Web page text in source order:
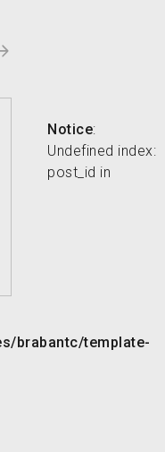
Notice:
Undefined index:
post_id in
brabantc/template-